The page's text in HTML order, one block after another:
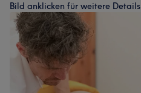
Bild anklicken für weitere Details